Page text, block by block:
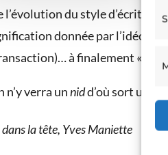
du style d’écriture
donnée par
à finalement «
n’y verra unnidd’où sort une
dans la tête, Yves Maniette